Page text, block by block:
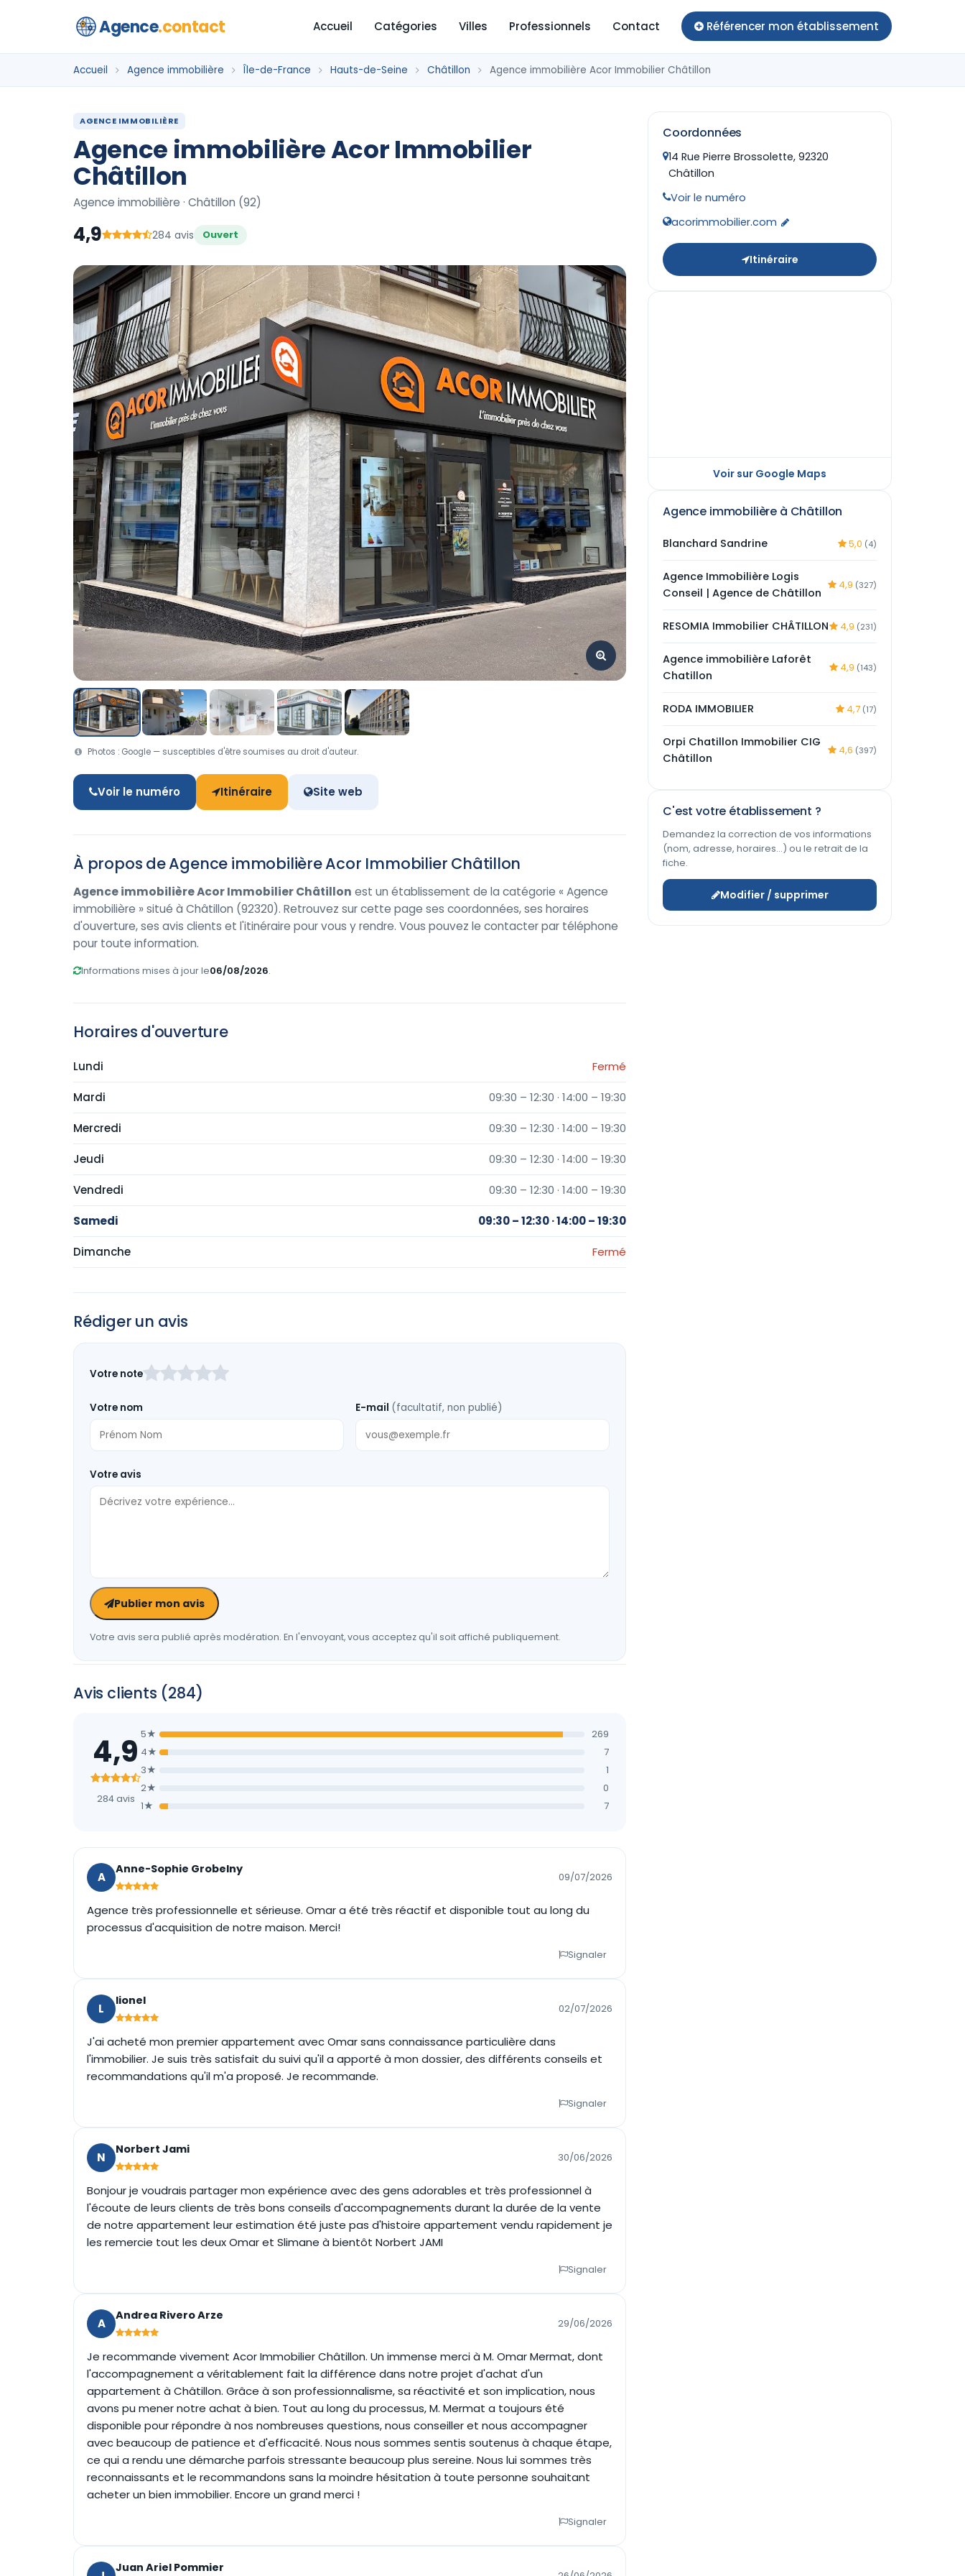
Agence.contact Accueil Catégories Villes Professionnels Contact Référencer mon établissement
Accueil Agence immobilière Île-de-France Hauts-de-Seine Châtillon Agence immobilière Acor Immobilier Châtillon
AGENCE IMMOBILIÈRE
Agence immobilière Acor Immobilier
Châtillon
Agence immobilière · Châtillon (92)
4,9 284 avis Ouvert
Photos : Google — susceptibles d'être soumises au droit d'auteur.
Voir le numéro Itinéraire Site web
À propos de Agence immobilière Acor Immobilier Châtillon
Agence immobilière Acor Immobilier Châtillon est un établissement de la catégorie « Agence
immobilière » situé à Châtillon (92320). Retrouvez sur cette page ses coordonnées, ses horaires
d'ouverture, ses avis clients et l'itinéraire pour vous y rendre. Vous pouvez le contacter par téléphone
pour toute information.
Informations mises à jour le06/08/2026.
Horaires d'ouverture
Lundi Fermé
Mardi 09:30 – 12:30 · 14:00 – 19:30
Mercredi 09:30 – 12:30 · 14:00 – 19:30
Jeudi 09:30 – 12:30 · 14:00 – 19:30
Vendredi 09:30 – 12:30 · 14:00 – 19:30
Samedi 09:30 – 12:30 · 14:00 – 19:30
Dimanche Fermé
Rédiger un avis
ce
vide
Votre note
Votre nom E-mail (facultatif, non publié)
Votre avis
Publier mon avis
Votre avis sera publié après modération. En l'envoyant, vous acceptez qu'il soit affiché publiquement.
Avis clients (284)
4,9
284 avis
5★
269
4★
7
3★
1
2★
0
1★
7
A
Anne-Sophie Grobelny
09/07/2026
Agence très professionnelle et sérieuse. Omar a été très réactif et disponible tout au long du
processus d'acquisition de notre maison. Merci!
Signaler
L
lionel
02/07/2026
J'ai acheté mon premier appartement avec Omar sans connaissance particulière dans
l'immobilier. Je suis très satisfait du suivi qu'il a apporté à mon dossier, des différents conseils et
recommandations qu'il m'a proposé. Je recommande.
Signaler
N
Norbert Jami
30/06/2026
Bonjour je voudrais partager mon expérience avec des gens adorables et très professionnel à
l'écoute de leurs clients de très bons conseils d'accompagnements durant la durée de la vente
de notre appartement leur estimation été juste pas d'histoire appartement vendu rapidement je
les remercie tout les deux Omar et Slimane à bientôt Norbert JAMI
Signaler
A
Andrea Rivero Arze
29/06/2026
Je recommande vivement Acor Immobilier Châtillon. Un immense merci à M. Omar Mermat, dont
l'accompagnement a véritablement fait la différence dans notre projet d'achat d'un
appartement à Châtillon. Grâce à son professionnalisme, sa réactivité et son implication, nous
avons pu mener notre achat à bien. Tout au long du processus, M. Mermat a toujours été
disponible pour répondre à nos nombreuses questions, nous conseiller et nous accompagner
avec beaucoup de patience et d'efficacité. Nous nous sommes sentis soutenus à chaque étape,
ce qui a rendu une démarche parfois stressante beaucoup plus sereine. Nous lui sommes très
reconnaissants et le recommandons sans la moindre hésitation à toute personne souhaitant
acheter un bien immobilier. Encore un grand merci !
Signaler
Juan Ariel Pommier
Coordonnées
14 Rue Pierre Brossolette, 92320
Châtillon
Voir le numéro
acorimmobilier.com
Itinéraire
Voir sur Google Maps
Agence immobilière à Châtillon
Blanchard Sandrine 5,0 (4)
Agence Immobilière Logis
Conseil | Agence de Châtillon
4,9 (327)
RESOMIA Immobilier CHÂTILLON 4,9 (231)
Agence immobilière Laforêt
Chatillon
4,9 (143)
RODA IMMOBILIER 4,7 (17)
Orpi Chatillon Immobilier CIG
Châtillon
4,6 (397)
C'est votre établissement ?
Demandez la correction de vos informations
(nom, adresse, horaires…) ou le retrait de la
fiche.
Modifier / supprimer